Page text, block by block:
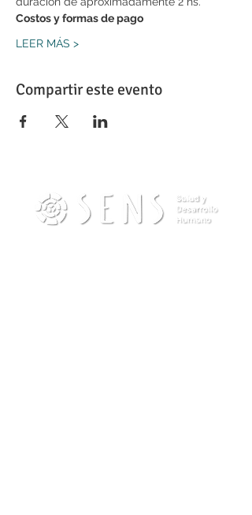
Costos y formas de pago
LEER MÁS >
Compartir este evento